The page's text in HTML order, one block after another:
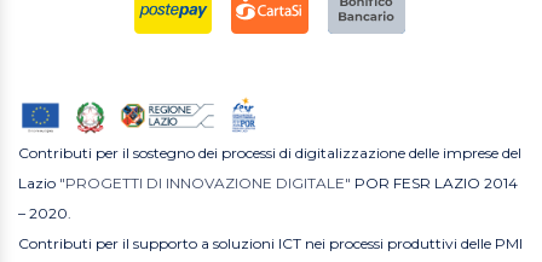
Contributi per il sostegno dei processi di digitalizzazione delle imprese del
Lazio "PROGETTI DI INNOVAZIONE DIGITALE" POR FESR LAZIO 2014
– 2020.
Contributi per il supporto a soluzioni ICT nei processi produttivi delle PMI